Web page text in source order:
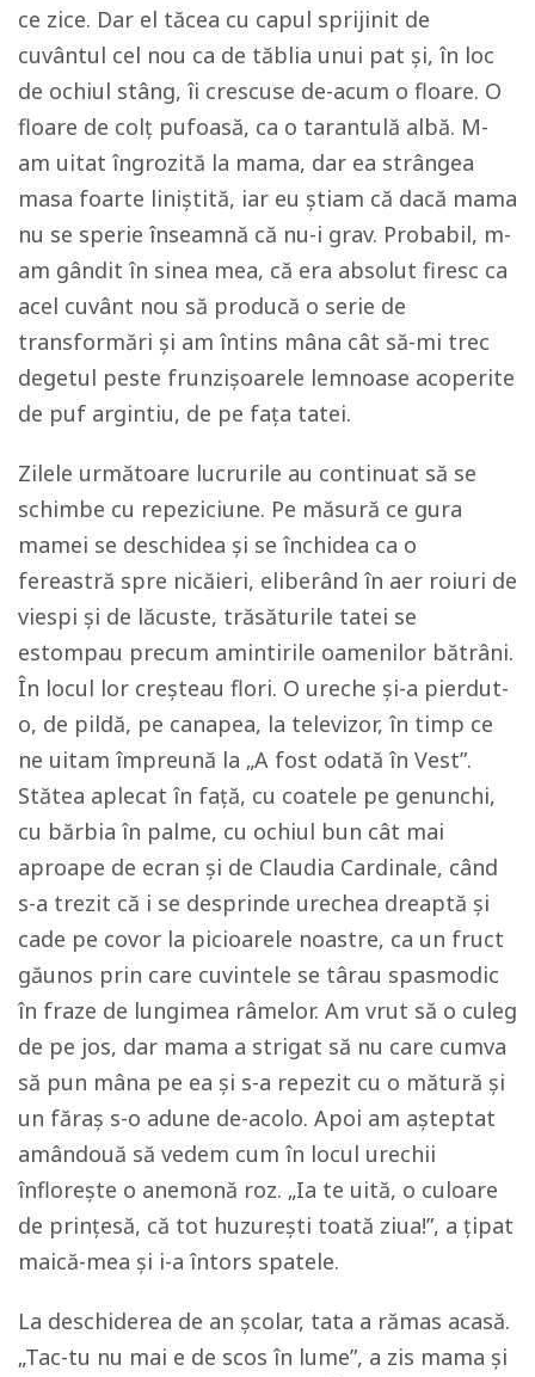
ce zice. Dar el tăcea cu capul sprijinit de
cuvântul cel nou ca de tăblia unui pat și, în loc
de ochiul stâng, îi crescuse de-acum o floare. O
floare de colț pufoasă, ca o tarantulă albă. M-
am uitat îngrozită la mama, dar ea strângea
masa foarte liniștită, iar eu știam că dacă mama
nu se sperie înseamnă că nu-i grav. Probabil, m-
am gândit în sinea mea, că era absolut firesc ca
acel cuvânt nou să producă o serie de
transformări și am întins mâna cât să-mi trec
degetul peste frunzișoarele lemnoase acoperite
de puf argintiu, de pe fața tatei.
Zilele următoare lucrurile au continuat să se
schimbe cu repeziciune. Pe măsură ce gura
mamei se deschidea și se închidea ca o
fereastră spre nicăieri, eliberând în aer roiuri de
viespi și de lăcuste, trăsăturile tatei se
estompau precum amintirile oamenilor bătrâni.
În locul lor creșteau flori. O ureche și-a pierdut-
o, de pildă, pe canapea, la televizor, în timp ce
ne uitam împreună la „A fost odată în Vest”.
Stătea aplecat în față, cu coatele pe genunchi,
cu bărbia în palme, cu ochiul bun cât mai
aproape de ecran și de Claudia Cardinale, când
s-a trezit că i se desprinde urechea dreaptă și
cade pe covor la picioarele noastre, ca un fruct
găunos prin care cuvintele se târau spasmodic
în fraze de lungimea râmelor. Am vrut să o culeg
de pe jos, dar mama a strigat să nu care cumva
să pun mâna pe ea și s-a repezit cu o mătură și
un făraș s-o adune de-acolo. Apoi am așteptat
amândouă să vedem cum în locul urechii
înflorește o anemonă roz. „Ia te uită, o culoare
de prințesă, că tot huzurești toată ziua!”, a țipat
maică-mea și i-a întors spatele.
La deschiderea de an școlar, tata a rămas acasă.
„Tac-tu nu mai e de scos în lume”, a zis mama și